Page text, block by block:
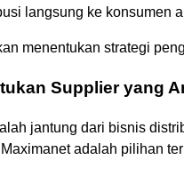
langsung ke konsumen
menentukan strategi
Supplier yang
jantung dari bisnis
adalah pilihan